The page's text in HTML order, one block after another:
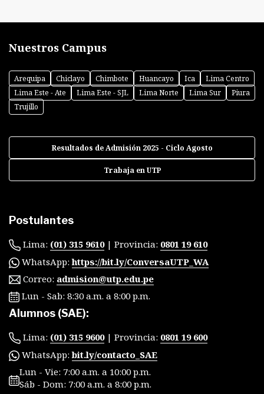
Nuestros Campus
Arequipa Chiclayo Chimbote Huancayo Ica
Lima Centro
Lima Este - Ate
Lima Este - SJL Lima Norte Lima Sur
Piura
Trujillo
Resultados de Admisión 2025 - Ciclo Agosto
Trabaja en UTP
Postulantes
Lima: (01) 315 9610| Provincia: 0801 19 610
WhatsApp:https://bit.ly/ConversaUTP_WA
Correo: admision@utp.edu.pe
Lun - Sab: 8:30 a.m. a 8:00 p.m.
Alumnos (SAE):
Lima: (01) 315 9600| Provincia: 0801 19 600
WhatsApp:bit.ly/contacto_SAE
Lun - Vie: 7:00 a.m. a 10:00 p.m.
Sáb - Dom: 7:00 a.m. a 8:00 p.m.